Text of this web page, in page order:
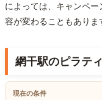
によっては、キャンペ
容が変わることもありま
網干駅のピラテ
現在の条件